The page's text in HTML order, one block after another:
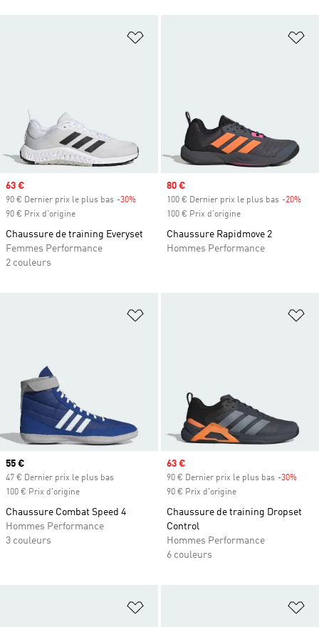
Ajouter à la Liste de produits
Prix soldé
63 €
90 € Dernier prix le plus bas -30%
90 € Prix d'origine
Chaussure de training Everyset
Femmes Performance
2 couleurs
Prix soldé
80 €
100 € Dernier prix le plus bas -20%
100 € Prix d'origine
Chaussure Rapidmove 2
Hommes Performance
Ajouter à la Liste de produits
Prix actuel
55 €
47 € Dernier prix le plus bas
100 € Prix d'origine
Chaussure Combat Speed 4
Hommes Performance
3 couleurs
Prix soldé
63 €
90 € Dernier prix le plus bas -30%
90 € Prix d'origine
Chaussure de training Dropset
Control
Hommes Performance
6 couleurs
Ajouter à la Liste de produits